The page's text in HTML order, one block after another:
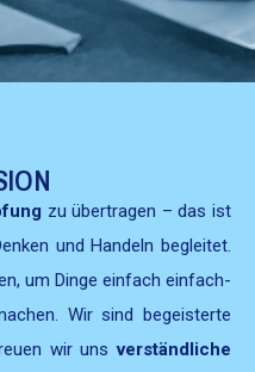
zu über­tra­gen – das ist
und Han­deln begleit­et.
um Dinge ein­fach ein­fach­
Wir sind begeis­terte
wir unsver­ständliche